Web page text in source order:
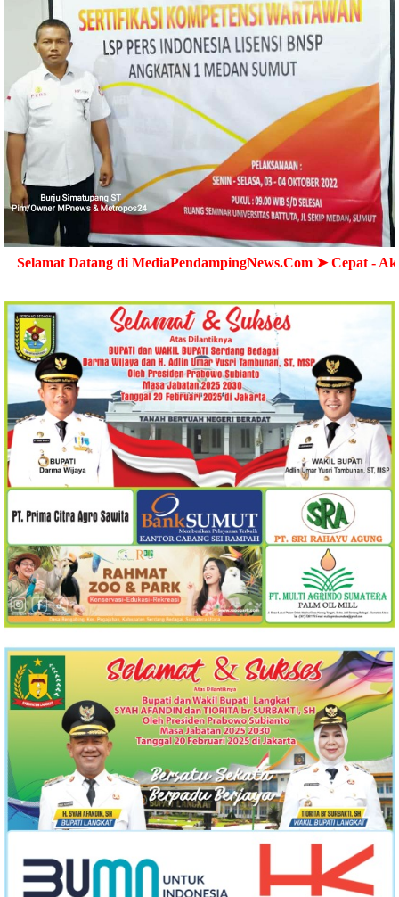
di MediaPendampingNews.Com ➤ Cepat - Akurat -